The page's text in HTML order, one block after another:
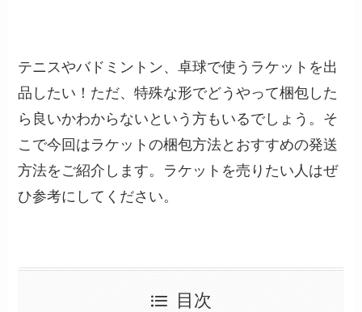
テニスやバドミントン、卓球で使うラケットを出
品したい！ただ、特殊な形でどうやって梱包した
ら良いかわからないという方もいるでしょう。そ
こで今回はラケットの梱包方法とおすすめの発送
方法をご紹介します。ラケットを売りたい人はぜ
ひ参考にしてください。
目次